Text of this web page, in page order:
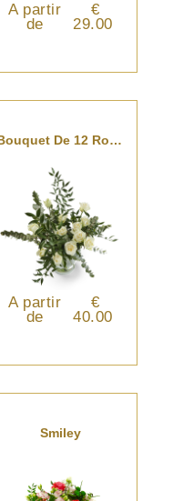
A partir
de
€
29.00
Bouquet De 12 Roses Blanches
A partir
de
€
40.00
Smiley